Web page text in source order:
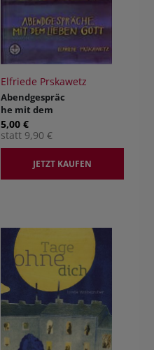
Elfriede Prskawetz
Abendgespräc
he mit dem
lieben Gott
5,00 €
statt 9,90 €
JETZT KAUFEN